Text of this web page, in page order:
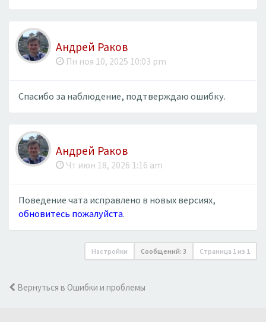
Андрей Раков
Пн ноя 10, 2025 10:03 pm
Спасибо за наблюдение, подтверждаю ошибку.
Андрей Раков
Чт июн 18, 2026 1:16 am
Поведение чата исправлено в новых версиях,
обновитесь пожалуйста.
Настройки Сообщений: 3 Страница 1 из 1
Вернуться в Ошибки и проблемы